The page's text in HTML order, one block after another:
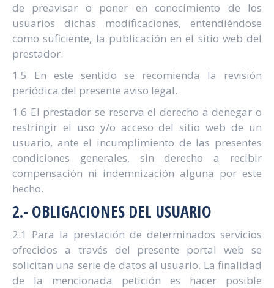
de preavisar o poner en conocimiento de los
usuarios dichas modificaciones, entendiéndose
como suficiente, la publicación en el sitio web del
prestador.
1.5 En este sentido se recomienda la revisión
periódica del presente aviso legal.
1.6 El prestador se reserva el derecho a denegar o
restringir el uso y/o acceso del sitio web de un
usuario, ante el incumplimiento de las presentes
condiciones generales, sin derecho a recibir
compensación ni indemnización alguna por este
hecho.
2.- OBLIGACIONES DEL USUARIO
2.1 Para la prestación de determinados servicios
ofrecidos a través del presente portal web se
solicitan una serie de datos al usuario. La finalidad
de la mencionada petición es hacer posible